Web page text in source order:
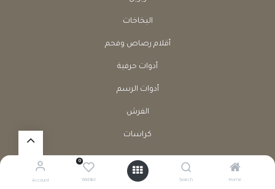
Home
Search
0
Wishlist
Account
البخاخات
أقلام رصاص وفحم
أدوات حرفية
أدوات الرسم
الفرش
كراسات
روابط